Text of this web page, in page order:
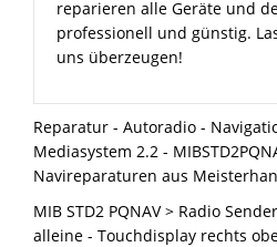
reparieren alle Geräte und
professionell und günstig.
uns überzeugen!
Reparatur - Autoradio -
Mediasystem 2.2 -
Navireparaturen aus
MIB STD2 PQNAV > Radio
alleine - Touchdisplay rechts